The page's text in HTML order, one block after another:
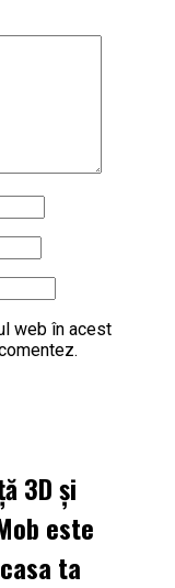
web în acest
3D și
este
ta